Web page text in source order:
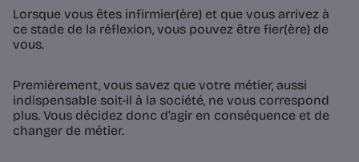
Lorsque vous êtes infirmier(ère) et que vous arrivez à
ce stade de la réflexion, vous pouvez être fier(ère) de
vous.
Premièrement, vous savez que votre métier, aussi
indispensable soit-il à la société, ne vous correspond
plus. Vous décidez donc d’agir en conséquence et de
changer de métier.